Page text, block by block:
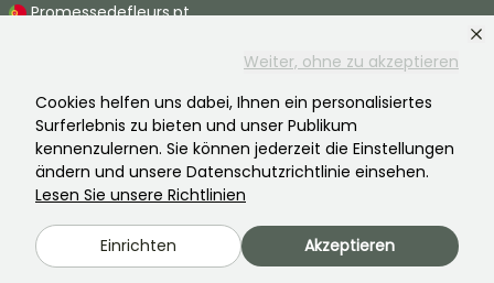
Weiter, ohne zu akzeptieren
Cookies helfen uns dabei, Ihnen ein personalisiertes
Surferlebnis zu bieten und unser Publikum
kennenzulernen. Sie können jederzeit die Einstellungen
ändern und unsere Datenschutzrichtlinie einsehen.
Lesen Sie unsere Richtlinien
Einrichten Akzeptieren
Promessedefleurs.pt
Promessedefleurs.be
Promessedefleurs.ch
2026 ©Promesse de fleurs - Alle Rechte vorbehalten.
Rechtliche Hinweise
-Datenschutzbestimmungen